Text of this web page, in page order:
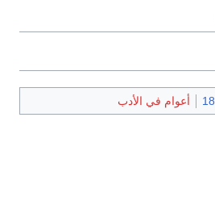
أعوام في الأدب